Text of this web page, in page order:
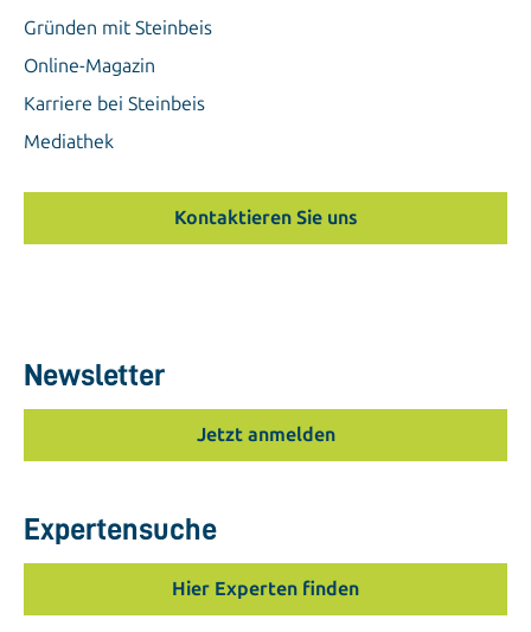
Gründen mit Steinbeis
Online-Magazin
Karriere bei Steinbeis
Mediathek
Kontaktieren Sie uns
Newsletter
Jetzt anmelden
Expertensuche
Hier Experten finden